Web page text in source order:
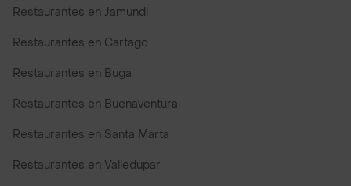
Restaurantes en Jamundi
Restaurantes en Cartago
Restaurantes en Buga
Restaurantes en Buenaventura
Restaurantes en Santa Marta
Restaurantes en Valledupar